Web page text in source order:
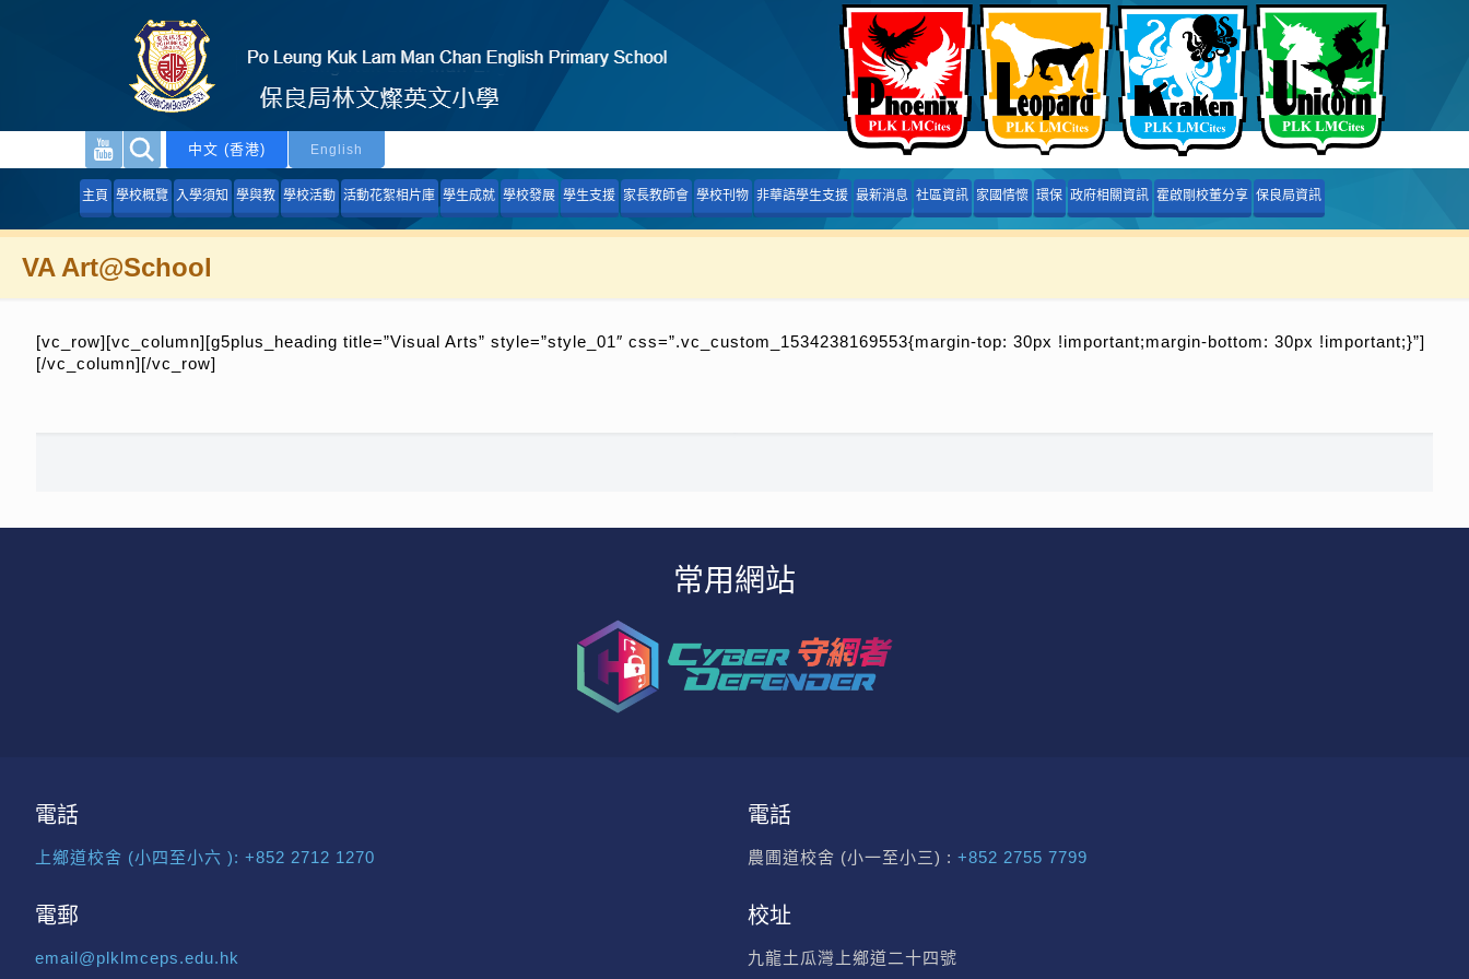
中文 (香港) English
主頁 學校概覽 入學須知 學與教 學校活動 活動花絮相片庫 學生成就 學校發展 學生支援 家長教師會 學校刊物 非華語學生支援 最新消息 社區資訊 家國情懷 環保 政府相關資訊 霍啟剛校董分享 保良局資訊
VA Art@School
[vc_row][vc_column][g5plus_heading title=”Visual Arts” style=”style_01″ css=”.vc_custom_1534238169553{margin-top: 30px !important;margin-bottom: 30px !important;}”]
[/vc_column][/vc_row]
常用網站
電話
上鄉道校舍 (小四至小六 ): +852 2712 1270
電郵
email@plklmceps.edu.hk
電話
農圃道校舍 (小一至小三) : +852 2755 7799
校址
九龍土瓜灣上鄉道二十四號